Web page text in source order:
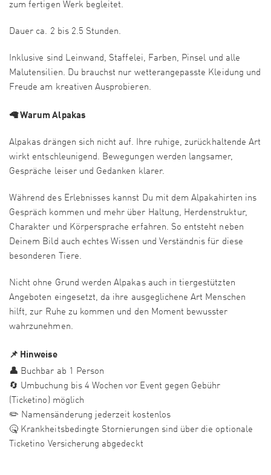
zum fertigen Werk begleitet.
Dauer ca. 2 bis 2.5 Stunden.
Inklusive sind Leinwand, Staffelei, Farben, Pinsel und alle
Malutensilien. Du brauchst nur wetterangepasste Kleidung und
Freude am kreativen Ausprobieren.
🦙 Warum Alpakas
Alpakas drängen sich nicht auf. Ihre ruhige, zurückhaltende Art
wirkt entschleunigend. Bewegungen werden langsamer,
Gespräche leiser und Gedanken klarer.
Während des Erlebnisses kannst Du mit dem Alpakahirten ins
Gespräch kommen und mehr über Haltung, Herdenstruktur,
Charakter und Körpersprache erfahren. So entsteht neben
Deinem Bild auch echtes Wissen und Verständnis für diese
besonderen Tiere.
Nicht ohne Grund werden Alpakas auch in tiergestützten
Angeboten eingesetzt, da ihre ausgeglichene Art Menschen
hilft, zur Ruhe zu kommen und den Moment bewusster
wahrzunehmen.
📌 Hinweise
👤 Buchbar ab 1 Person
🔄 Umbuchung bis 4 Wochen vor Event gegen Gebühr
(Ticketino) möglich
✏️ Namensänderung jederzeit kostenlos
🤒 Krankheitsbedingte Stornierungen sind über die optionale
Ticketino Versicherung abgedeckt